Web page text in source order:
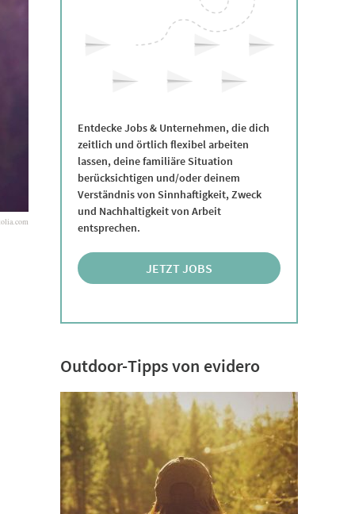
Entdecke Jobs & Unternehmen, die dich
zeitlich und örtlich flexibel arbeiten
lassen, deine familiäre Situation
berücksichtigen und/oder deinem
Verständnis von Sinnhaftigkeit, Zweck
und Nachhaltigkeit von Arbeit
entsprechen.
JETZT JOBS
Outdoor-Tipps von evidero